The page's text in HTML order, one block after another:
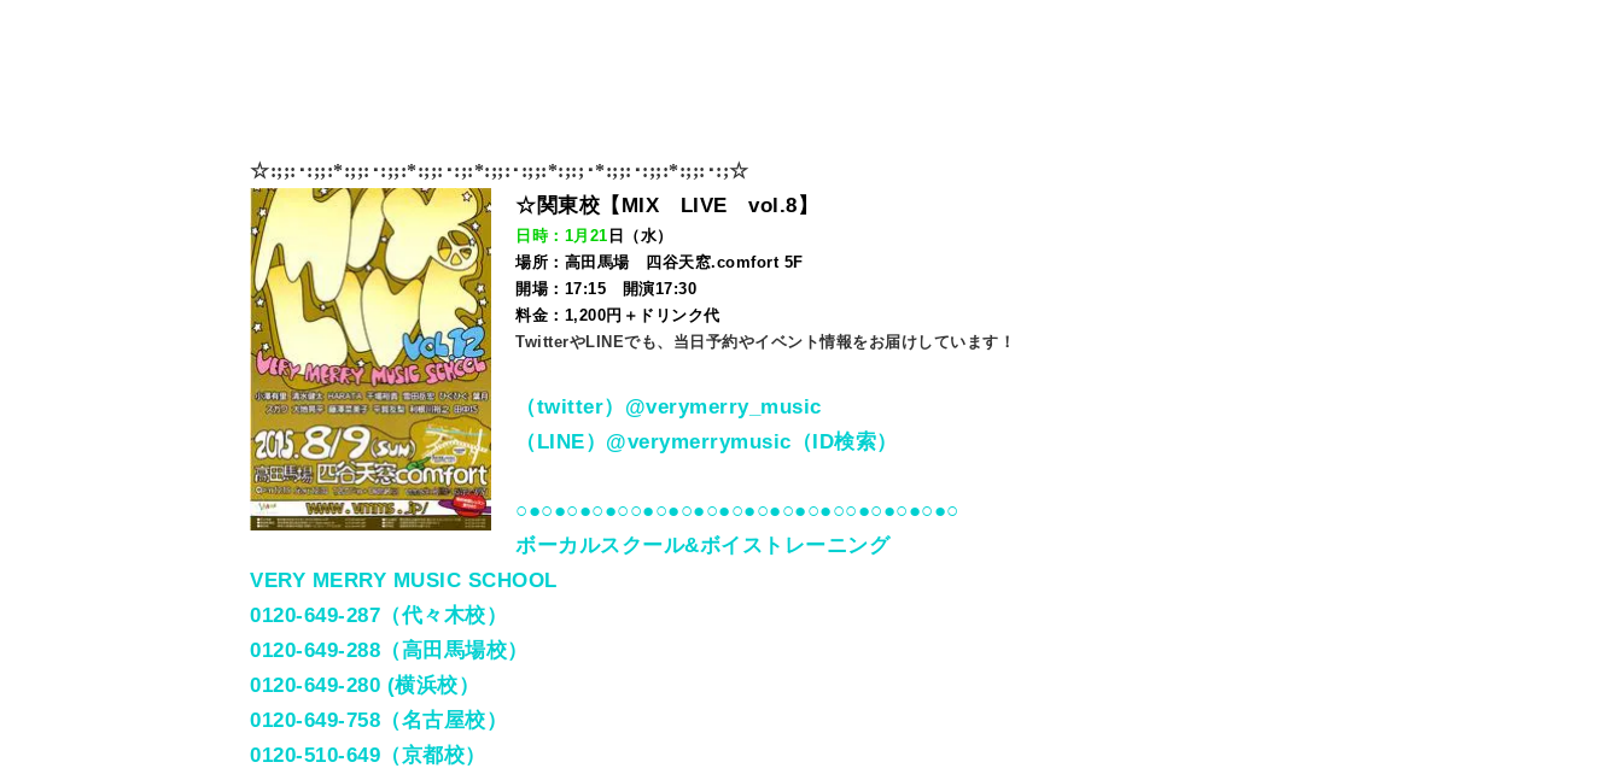
☆:;;:･:;;:*:;;:･:;;:*:;;:･:;:*:;;:･:;;:*:;:; ･*:;;:･:;;:*:;;:･:;☆
☆関東校【MIX LIVE vol.8】
日時：1月21 日（水）
場所：高田馬場 四谷天窓.comfort 5F
開場：17:15 開演17:30
料金： 1,200円＋ドリンク代
TwitterやLINEでも、当日予約やイベント情報をお届けしています！
（twitter）@verymerry_music
（LINE）@verymerrymusic（ID検索）
○●○●○●○●○○●○●○●○●○●○●○●○●○○●○●○●○●○
ボーカルスクール&ボイストレーニング
VERY MERRY MUSIC SCHOOL
0120-649-287（代々木校）
0120-649-288（高田馬場校）
0120-649-280 (横浜校）
0120-649-758（名古屋校）
0120-510-649（京都校）